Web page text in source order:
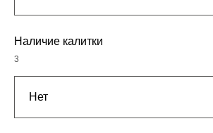
Наличие калитки
3